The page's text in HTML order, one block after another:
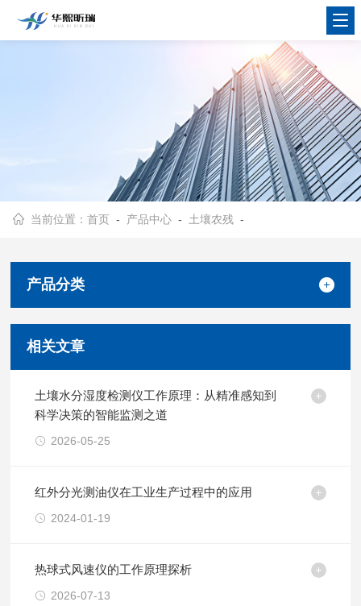
当前位置：首页 - 产品中心 - 土壤农残 -
产品分类
相关文章
土壤水分湿度检测仪工作原理：从精准感知到
科学决策的智能监测之道
2026-05-25
红外分光测油仪在工业生产过程中的应用
2024-01-19
热球式风速仪的工作原理探析
2026-07-13